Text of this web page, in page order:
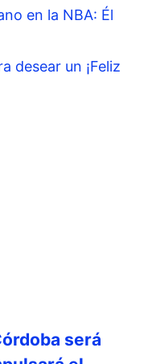
en la NBA: Él
desear un ¡Feliz
será